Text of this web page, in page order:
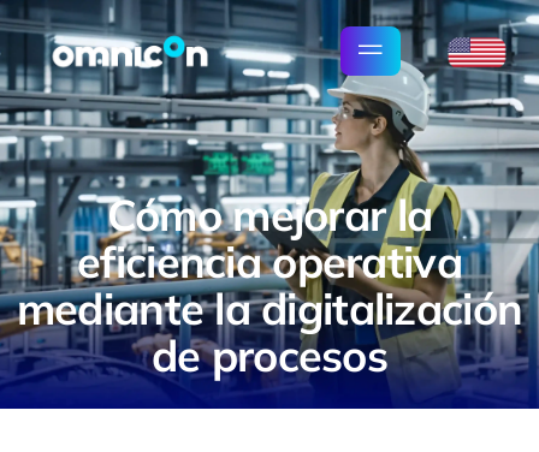
Cómo mejorar la
eficiencia operativa
mediante la digitalización
de procesos